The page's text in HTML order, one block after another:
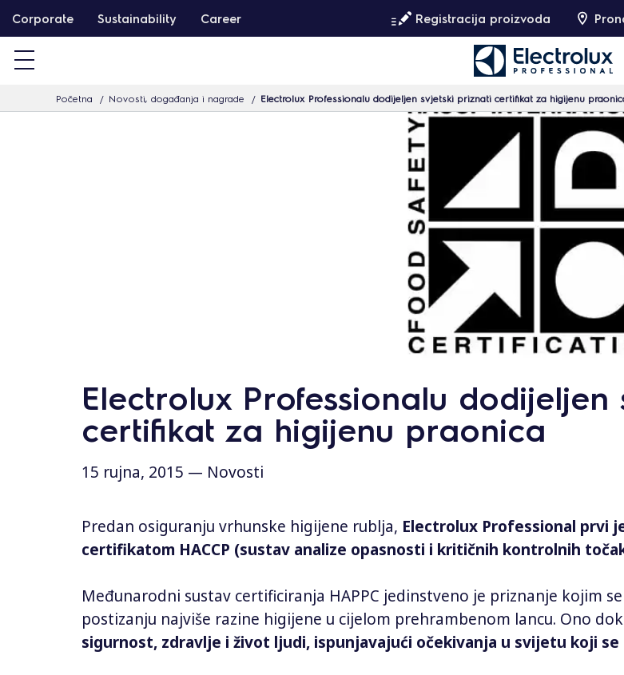
a
Corporate Sustainability Career Registracija proizvoda
Početna Novosti, događanja i nagrade Electrolux Professionalu dodijeljen svjetski priznati certifikat za higijenu
Electrolux Professionalu
certifikat za higijenu praonica
15 rujna, 2015 — Novosti
Predan osiguranju vrhunske higijene rublja, Electrolux Professional prvi
certifikatom HACCP (sustav analize opasnosti i kritičnih kontrolnih
Međunarodni sustav certificiranja HAPPC jedinstveno je priznanje kojim
postizanju najviše razine higijene u cijelom prehrambenom lancu. Ono
sigurnost, zdravlje i život ljudi, ispunjavajući očekivanja u svijetu koji